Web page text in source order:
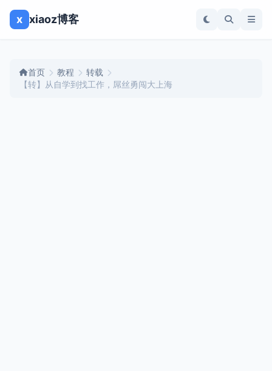
x xiaoz博客
首页 教程
转载
【转】从自学到找工作，屌丝勇闯大上海